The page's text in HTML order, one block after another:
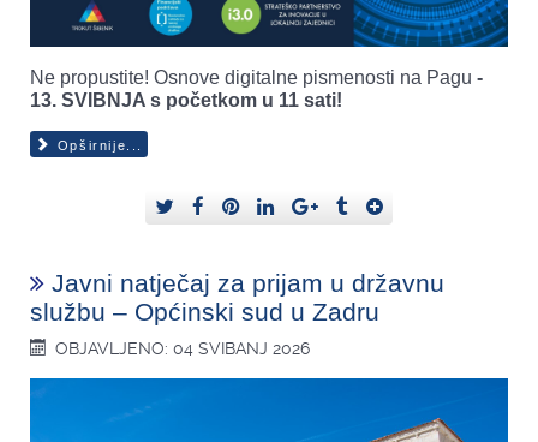
Ne propustite! Osnove digitalne pismenosti na Pagu -
13. SVIBNJA s početkom u 11 sati!
Opširnije...
Javni natječaj za prijam u državnu
službu – Općinski sud u Zadru
OBJAVLJENO: 04 SVIBANJ 2026